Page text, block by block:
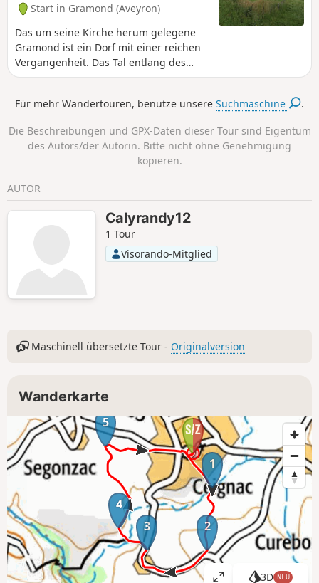
Start in Gramond (Aveyron)
Das um seine Kirche herum gelegene
Gramond ist ein Dorf mit einer reichen
Vergangenheit. Das Tal entlang des
Lézert ist wild und bietet einen
Für mehr Wandertouren, benutze unsereSuchmaschine .
Die Beschreibungen und GPX-Daten dieser Tour sind Eigentum
des Autors/der Autorin. Bitte nicht ohne Genehmigung
kopieren.
AUTOR
Calyrandy12
1 Tour
Visorando-Mitglied
Maschinell übersetzte Tour - Originalversion
Wanderkarte
1
2
3
4
5
3D NEU